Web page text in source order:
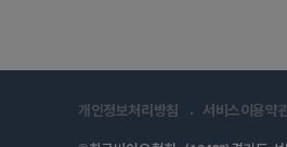
개인정보처리방침 서비스이용약